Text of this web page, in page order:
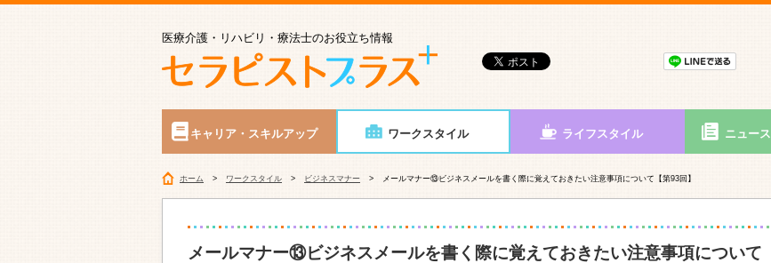
医療介護・リハビリ・療法士のお役立ち情報
キャリア・スキルアップ ワークスタイル ライフスタイル ニュー
ホーム ワークスタイル ビジネスマナー メールマナー⑬ビジネスメールを書く際に覚えておきたい注意事項について【第93回】
メールマナー⑬ビジネスメールを書く際に覚えておきたい注意事項について